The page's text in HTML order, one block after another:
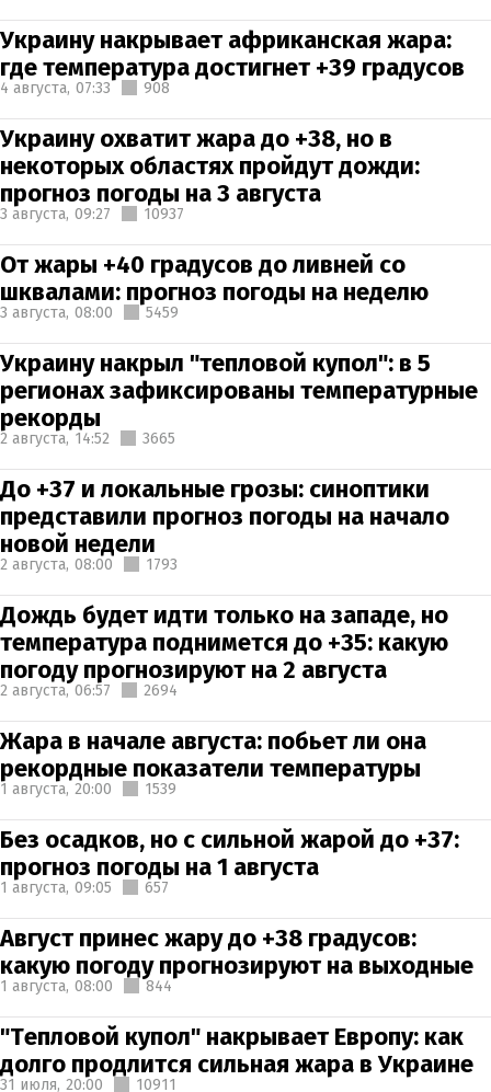
Украину накрывает африканская жара:
где температура достигнет +39 градусов
4 августа, 07:33 908
Украину охватит жара до +38, но в
некоторых областях пройдут дожди:
прогноз погоды на 3 августа
3 августа, 09:27 10937
От жары +40 градусов до ливней со
шквалами: прогноз погоды на неделю
3 августа, 08:00 5459
Украину накрыл "тепловой купол": в 5
регионах зафиксированы температурные
рекорды
2 августа, 14:52 3665
До +37 и локальные грозы: синоптики
представили прогноз погоды на начало
новой недели
2 августа, 08:00 1793
Дождь будет идти только на западе, но
температура поднимется до +35: какую
погоду прогнозируют на 2 августа
2 августа, 06:57 2694
Жара в начале августа: побьет ли она
рекордные показатели температуры
1 августа, 20:00 1539
Без осадков, но с сильной жарой до +37:
прогноз погоды на 1 августа
1 августа, 09:05 657
Август принес жару до +38 градусов:
какую погоду прогнозируют на выходные
1 августа, 08:00 844
"Тепловой купол" накрывает Европу: как
долго продлится сильная жара в Украине
31 июля, 20:00 10911